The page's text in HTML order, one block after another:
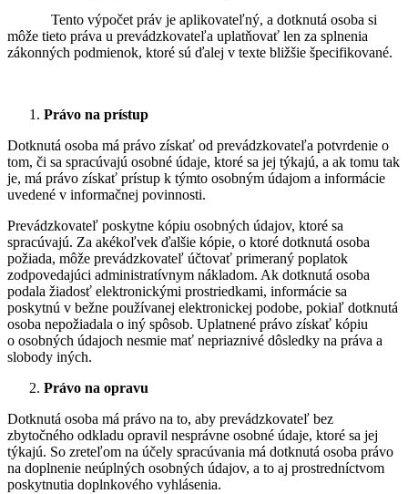
Tento výpočet práv je aplikovateľný, a dotknutá osoba si
môže tieto práva u prevádzkovateľa uplatňovať len za splnenia
zákonných podmienok, ktoré sú ďalej v texte bližšie špecifikované.
Právo na prístup
Dotknutá osoba má právo získať od prevádzkovateľa potvrdenie o
tom, či sa spracúvajú osobné údaje, ktoré sa jej týkajú, a ak tomu tak
je, má právo získať prístup k týmto osobným údajom a informácie
uvedené v informačnej povinnosti.
Prevádzkovateľ poskytne kópiu osobných údajov, ktoré sa
spracúvajú. Za akékoľvek ďalšie kópie, o ktoré dotknutá osoba
požiada, môže prevádzkovateľ účtovať primeraný poplatok
zodpovedajúci administratívnym nákladom. Ak dotknutá osoba
podala žiadosť elektronickými prostriedkami, informácie sa
poskytnú v bežne používanej elektronickej podobe, pokiaľ dotknutá
osoba nepožiadala o iný spôsob. Uplatnené právo získať kópiu
o osobných údajoch nesmie mať nepriaznivé dôsledky na práva a
slobody iných.
Právo na opravu
Dotknutá osoba má právo na to, aby prevádzkovateľ bez
zbytočného odkladu opravil nesprávne osobné údaje, ktoré sa jej
týkajú. So zreteľom na účely spracúvania má dotknutá osoba právo
na doplnenie neúplných osobných údajov, a to aj prostredníctvom
poskytnutia doplnkového vyhlásenia.